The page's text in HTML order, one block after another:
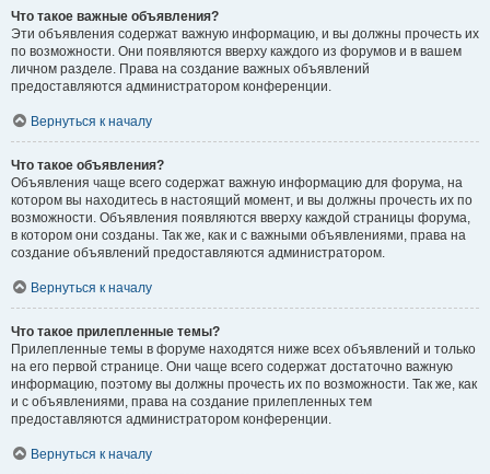
Что такое важные объявления?
Эти объявления содержат важную информацию, и вы должны прочесть их
по возможности. Они появляются вверху каждого из форумов и в вашем
личном разделе. Права на создание важных объявлений
предоставляются администратором конференции.
Вернуться к началу
Что такое объявления?
Объявления чаще всего содержат важную информацию для форума, на
котором вы находитесь в настоящий момент, и вы должны прочесть их по
возможности. Объявления появляются вверху каждой страницы форума,
в котором они созданы. Так же, как и с важными объявлениями, права на
создание объявлений предоставляются администратором.
Вернуться к началу
Что такое прилепленные темы?
Прилепленные темы в форуме находятся ниже всех объявлений и только
на его первой странице. Они чаще всего содержат достаточно важную
информацию, поэтому вы должны прочесть их по возможности. Так же, как
и с объявлениями, права на создание прилепленных тем
предоставляются администратором конференции.
Вернуться к началу